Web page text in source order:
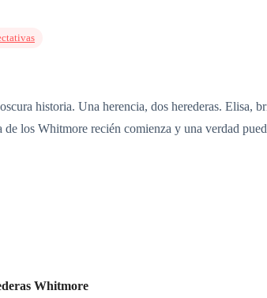
historia. Una herencia, dos herederas. Elisa,
los Whitmore recién comienza y una verdad
Whitmore